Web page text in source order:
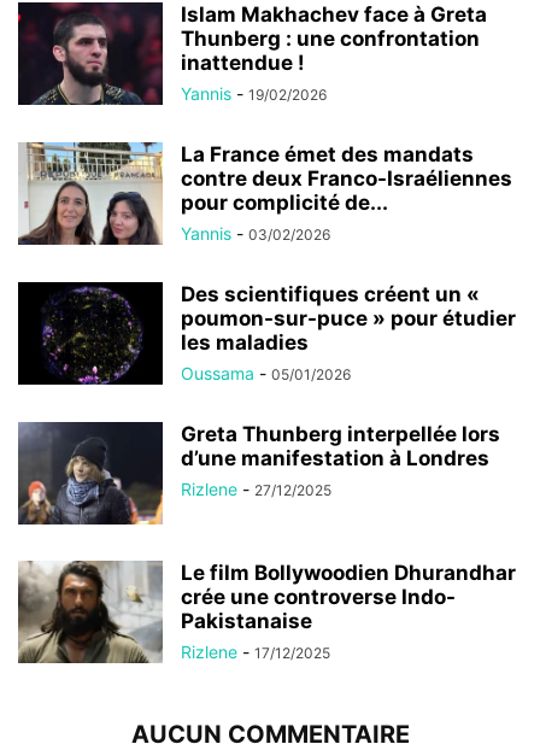
Islam Makhachev face à Greta
Thunberg : une confrontation
inattendue !
Yannis - 19/02/2026
La France émet des mandats
contre deux Franco-Israéliennes
pour complicité de...
Yannis - 03/02/2026
Des scientifiques créent un «
poumon-sur-puce » pour étudier
les maladies
Oussama - 05/01/2026
Greta Thunberg interpellée lors
d’une manifestation à Londres
Rizlene - 27/12/2025
Le film Bollywoodien Dhurandhar
crée une controverse Indo-
Pakistanaise
Rizlene - 17/12/2025
AUCUN COMMENTAIRE